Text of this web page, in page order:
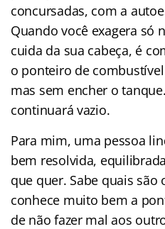
concursadas, com a
Quando você exagera só
cuida da sua cabeça, é
o ponteiro de
mas sem encher o
continuará vazio.
Para mim, uma pessoa
bem resolvida,
que quer. Sabe quais são
conhece muito bem a
de não fazer mal aos